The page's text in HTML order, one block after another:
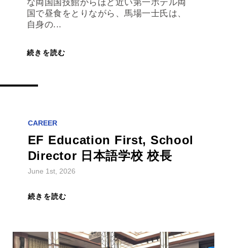
な両国国技館からほど近い第一ホテル両
国で昼食をとりながら、馬場一士氏は、
自身の...
続きを読む
CAREER
EF Education First, School
Director 日本語学校 校長
June 1st, 2026
続きを読む